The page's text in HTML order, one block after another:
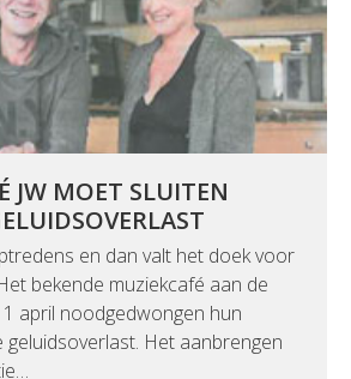
JW MOET SLUITEN
en dan valt het doek voor
bekende muziekcafé aan de
april noodgedwongen hun
geluidsoverlast. Het aanbrengen